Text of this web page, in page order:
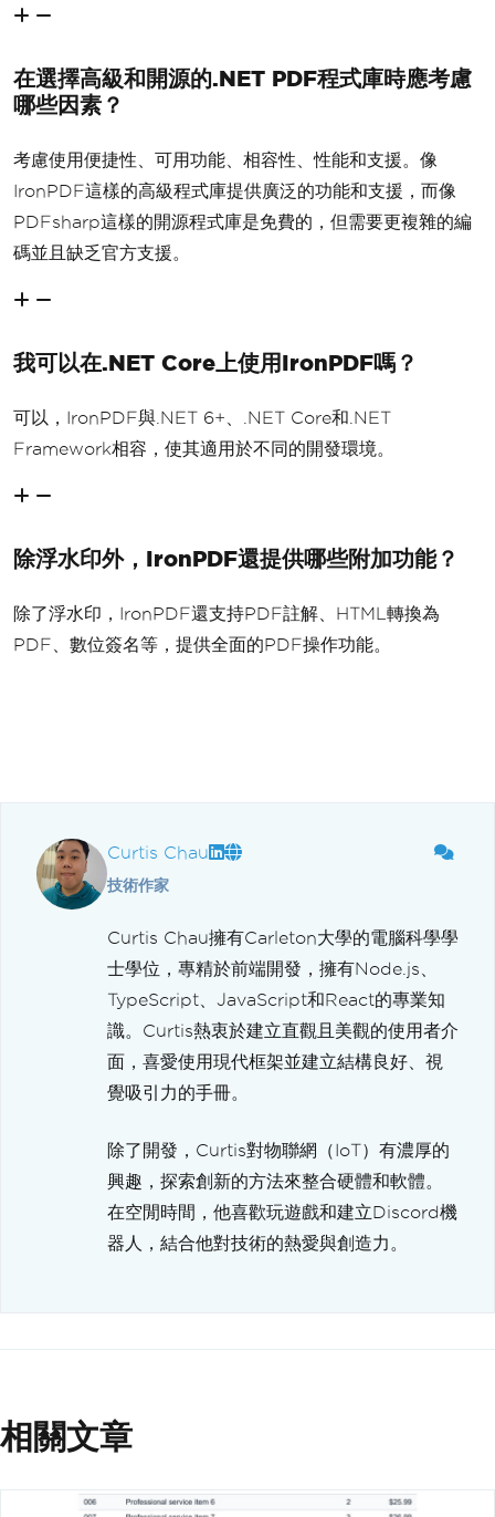
在選擇高級和開源的.NET PDF程式庫時應考慮
哪些因素？
考慮使用便捷性、可用功能、相容性、性能和支援。像
IronPDF這樣的高級程式庫提供廣泛的功能和支援，而像
PDFsharp這樣的開源程式庫是免費的，但需要更複雜的編
碼並且缺乏官方支援。
我可以在.NET Core上使用IronPDF嗎？
可以，IronPDF與.NET 6+、.NET Core和.NET
Framework相容，使其適用於不同的開發環境。
除浮水印外，IronPDF還提供哪些附加功能？
除了浮水印，IronPDF還支持PDF註解、HTML轉換為
PDF、數位簽名等，提供全面的PDF操作功能。
Curtis Chau
技術作家
Curtis Chau擁有Carleton大學的電腦科學學
士學位，專精於前端開發，擁有Node.js、
TypeScript、JavaScript和React的專業知
識。Curtis熱衷於建立直觀且美觀的使用者介
面，喜愛使用現代框架並建立結構良好、視
覺吸引力的手冊。
除了開發，Curtis對物聯網（IoT）有濃厚的
興趣，探索創新的方法來整合硬體和軟體。
在空閒時間，他喜歡玩遊戲和建立Discord機
器人，結合他對技術的熱愛與創造力。
相關文章